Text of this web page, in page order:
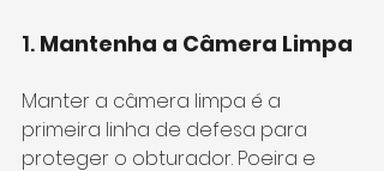
1. Mantenha a Câmera Limpa
Manter a câmera limpa é a
primeira linha de defesa para
proteger o obturador. Poeira e